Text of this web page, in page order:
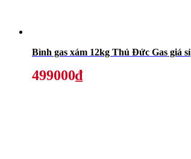
Bình gas xám 12kg Thủ Đức Gas giá sỉ
499000₫